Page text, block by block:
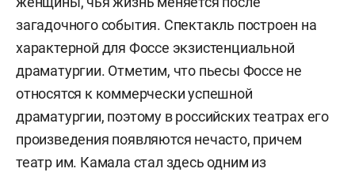
загадочного события. Спектакль построен на
характерной для Фоссе экзистенциальной
драматургии. Отметим, что пьесы Фоссе не
относятся к коммерчески успешной
драматургии, поэтому в российских театрах его
произведения появляются нечасто, причем
театр им. Камала стал здесь одним из